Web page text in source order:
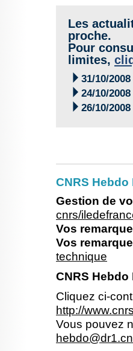
Les
proche.
Pour
limites,
 31/10/2008
 24/10/2008
 26/10/2008
CNRS
Gestion de
cnrs/
Vos
Vos
technique
CNRS
Cliquez ci-
http://
Vous pouvez